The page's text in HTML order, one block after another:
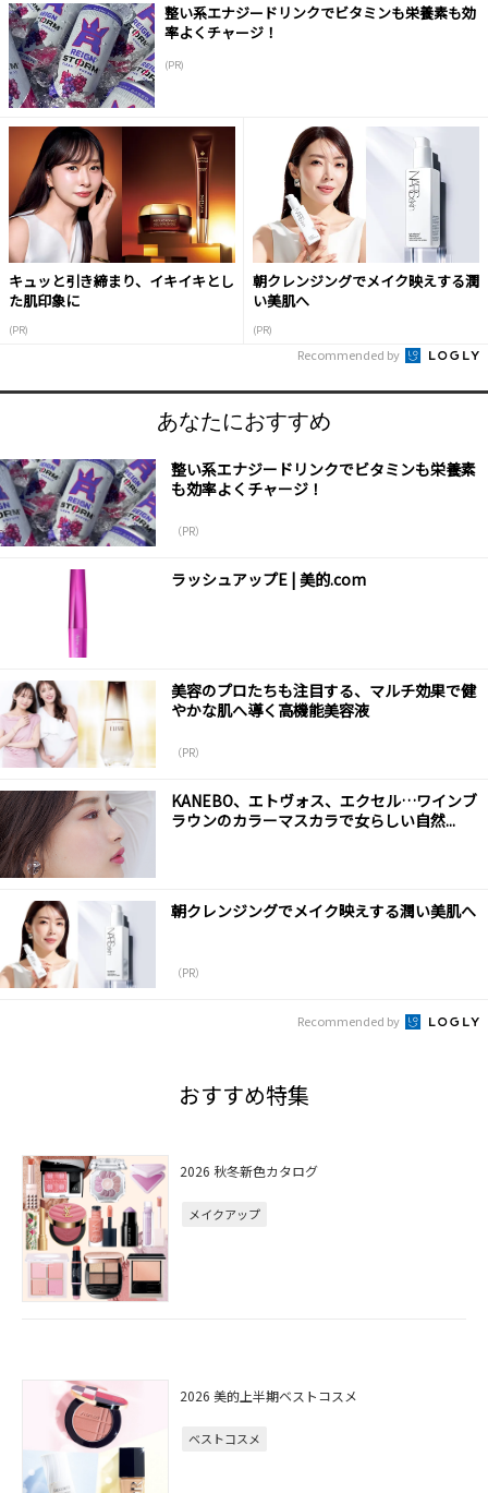
整い系エナジードリンクでビタミンも栄養素も効
率よくチャージ！
(PR)
キュッと引き締まり、イキイキとし
た肌印象に
(PR)
朝クレンジングでメイク映えする潤
い美肌へ
(PR)
Recommended by
あなたにおすすめ
整い系エナジードリンクでビタミンも栄養素
も効率よくチャージ！
（PR）
ラッシュアップE | 美的.com
美容のプロたちも注目する、マルチ効果で健
やかな肌へ導く高機能美容液
（PR）
KANEBO、エトヴォス、エクセル…ワインブ
ラウンのカラーマスカラで女らしい自然...
朝クレンジングでメイク映えする潤い美肌へ
（PR）
Recommended by
おすすめ特集
2026 秋冬新色カタログ
メイクアップ
2026 美的上半期ベストコスメ
ベストコスメ